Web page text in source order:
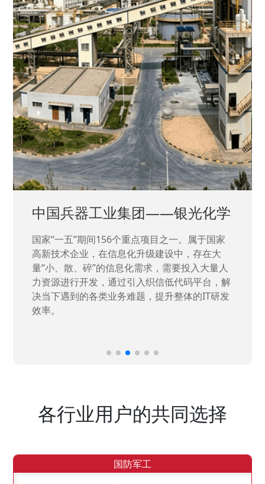
中国兵器工业集团——银光化学
国家“一五”期间156个重点项目之一。属于国家
高新技术企业，在信息化升级建设中，存在大
量“小、散、碎”的信息化需求，需要投入大量人
力资源进行开发，通过引入织信低代码平台，解
决当下遇到的各类业务难题，提升整体的IT研发
效率。
各行业用户的共同选择
国防军工